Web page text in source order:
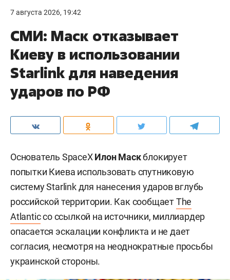
7 августа 2026, 19:42
СМИ: Маск отказывает
Киеву в использовании
Starlink для наведения
ударов по РФ
Основатель SpaceXИлон Маскблокирует
попытки Киева использовать спутниковую
систему Starlink для нанесения ударов вглубь
российской территории. Как сообщаетThe
Atlanticсо ссылкой на источники, миллиардер
опасается эскалации конфликта и не дает
согласия, несмотря на неоднократные просьбы
украинской стороны.